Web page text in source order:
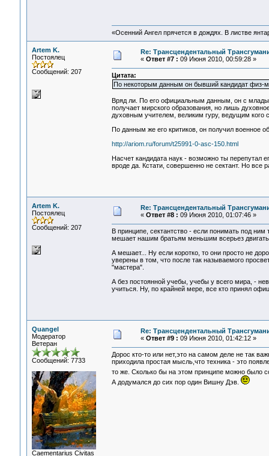
«Осенний Ангел прячется в дождях. В листве
Artem K.
Постоялец
Сообщений: 207
Re: Трансцендентальный
« Ответ #7 : 09 Июня 2010, 00:59:28 »
Цитата:
По некоторым данным он бывший кандидат физ-
Вряд ли. По его официальным данным, он с
получает мирского образования, но лишь
духовным учителем, великим гуру, ведущим кого
По данным же его критиков, он получил военное
http://ariom.ru/forum/t25991-0-asc-150.html
Насчет кандидата наук - возможно ты
вроде да. Кстати, совершенно не сектант. Но все
Artem K.
Постоялец
Сообщений: 207
Re: Трансцендентальный
« Ответ #8 : 09 Июня 2010, 01:07:46 »
В принципе, сектантство - если понимать под ним
мешает нашим братьям меньшим всерьез двигать
А мешает... Ну если коротко, то они просто не
уверены в том, что после так называемого
"мастера".
А без постоянной учебы, учебы у всего мира, -
учиться. Ну, по крайней мере, все кто принял
Quangel
Модератор
Ветеран
Сообщений: 7733
Сaementarius Civitas
Re: Трансцендентальный
« Ответ #9 : 09 Июня 2010, 01:42:12 »
Дорос кто-то или нет,это на самом деле не так
приходила простая мысль,что техника - это
то же. Сколько бы на этом принципе можно было
А додумался до сих пор один Вишну Дэв.